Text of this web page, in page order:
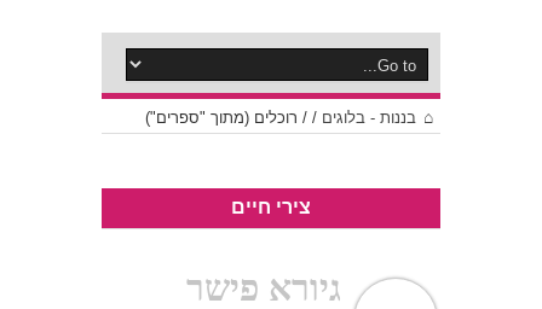
בננות - בלוגים /
/ רוכלים (מתוך "ספרים")
צירי חיים
גיורא פישר